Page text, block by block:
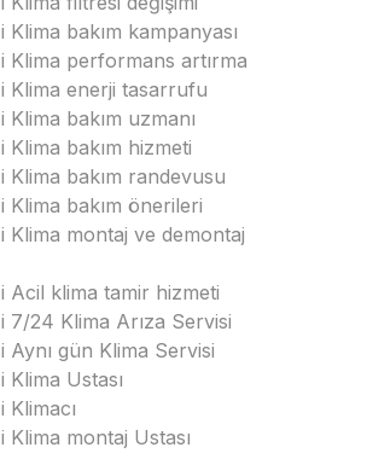
bakım kampanyası
Klima performans artırma
Klima enerji tasarrufu
bakım uzmanı
Klima bakım hizmeti
Klima bakım randevusu
Klima bakım önerileri
Klima montaj ve demontaj
Acil klima tamir hizmeti
7/24 Klima Arıza Servisi
Aynı gün Klima Servisi
Ustası
Klima montaj Ustası